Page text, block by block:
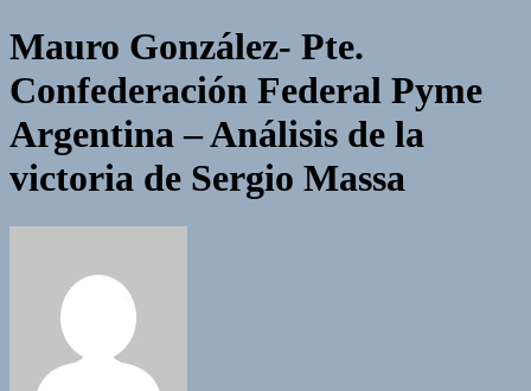
Mauro González- Pte.
Confederación Federal Pyme
Argentina – Análisis de la
victoria de Sergio Massa